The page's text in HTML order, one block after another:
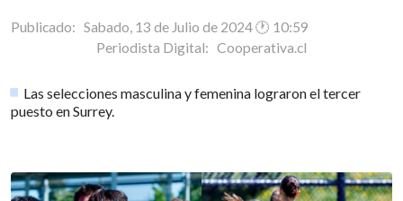
Publicado: Sabado, 13 de Julio de 2024 🕐 10:59
Periodista Digital: Cooperativa.cl
Las selecciones masculina y femenina lograron el tercer
puesto en Surrey.